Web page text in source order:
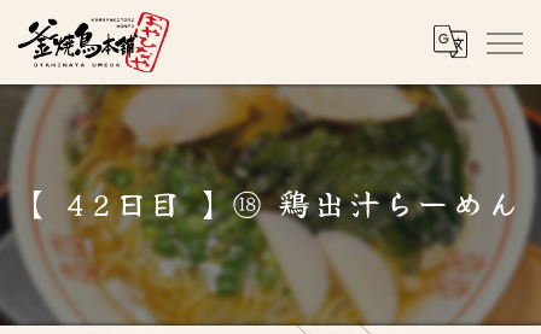
【 42日目 】⑱ 鶏出汁らーめん